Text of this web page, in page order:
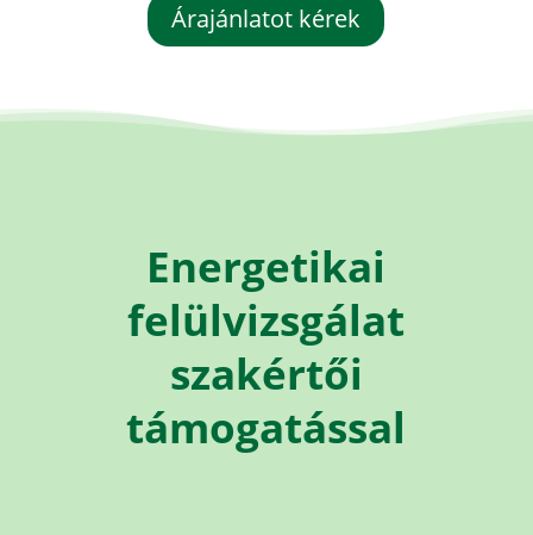
Árajánlatot kérek
Energetikai
felülvizsgálat
szakértői
támogatással